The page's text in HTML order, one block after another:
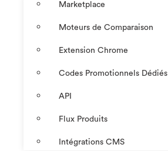
Marketplace
Moteurs de Comparaison
Extension Chrome
Codes Promotionnels Dédiés
API
Flux Produits
Intégrations CMS